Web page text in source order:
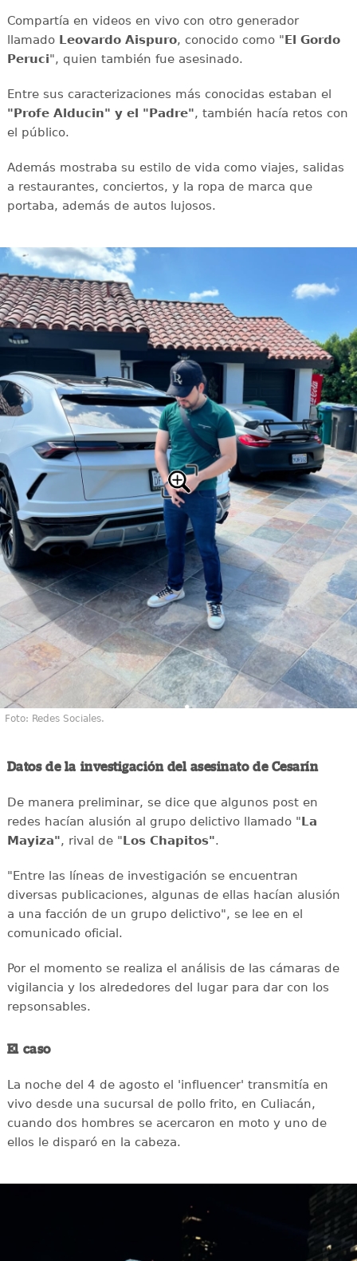
Compartía en videos en vivo con otro generador
llamadoLeovardo Aispuro, conocido como "El Gordo
Peruci", quien también fue asesinado.
Entre sus caracterizaciones más conocidas estaban el
"Profe Alducin" y el "Padre", también hacía retos con
el público.
Además mostraba su estilo de vida como viajes, salidas
a restaurantes, conciertos, y la ropa de marca que
portaba, además de autos lujosos.
Foto: Redes Sociales.
Datos de la investigación del asesinato de Cesarín
De manera preliminar, se dice que algunos post en
redes hacían alusión al grupo delictivo llamado "La
Mayiza", rival de "Los Chapitos".
"Entre las líneas de investigación se encuentran
diversas publicaciones, algunas de ellas hacían alusión
a una facción de un grupo delictivo", se lee en el
comunicado oficial.
Por el momento se realiza el análisis de las cámaras de
vigilancia y los alrededores del lugar para dar con los
repsonsables.
El caso
La noche del 4 de agosto el 'influencer' transmitía en
vivo desde una sucursal de pollo frito, en Culiacán,
cuando dos hombres se acercaron en moto y uno de
ellos le disparó en la cabeza.